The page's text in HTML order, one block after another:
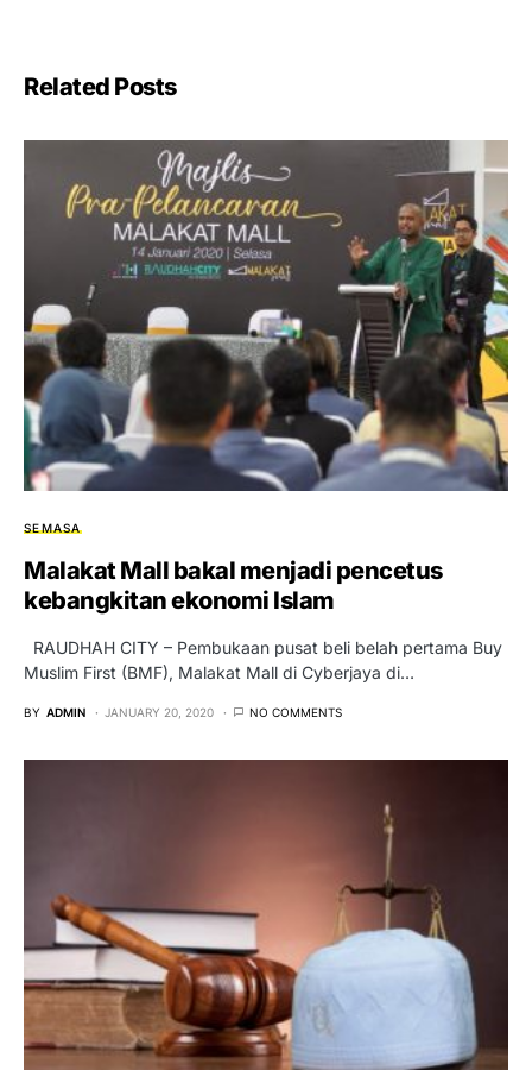
Related Posts
SEMASA
Malakat Mall bakal menjadi pencetus
kebangkitan ekonomi Islam
RAUDHAH CITY – Pembukaan pusat beli belah pertama Buy
Muslim First (BMF), Malakat Mall di Cyberjaya di…
BY ADMIN JANUARY 20, 2020 NO COMMENTS